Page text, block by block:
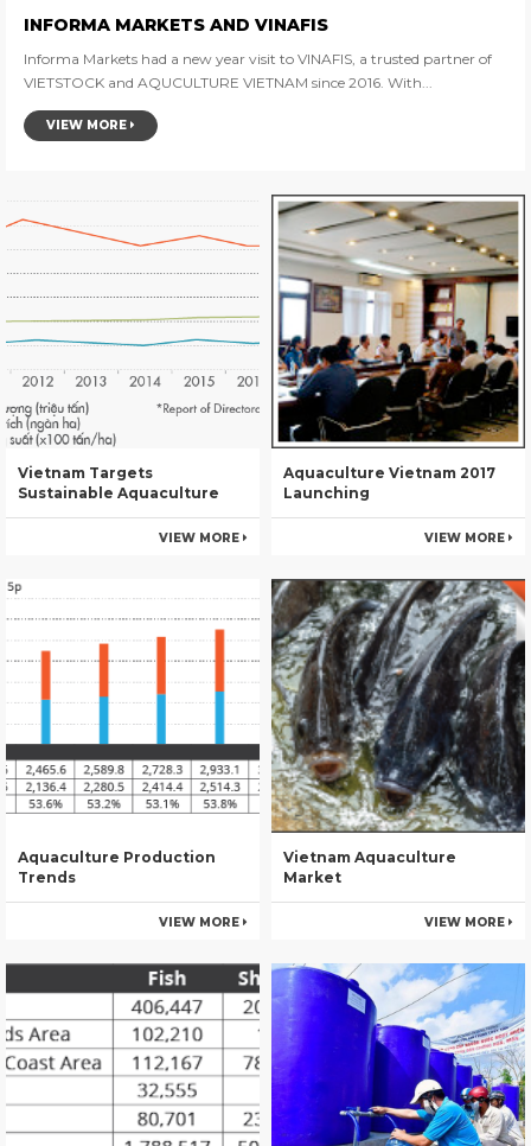
INFORMA MARKETS AND VINAFIS
Informa Markets had a new year visit to VINAFIS, a trusted partner of
VIETSTOCK and AQUCULTURE VIETNAM since 2016. With...
VIEW MORE
Vietnam Targets
Sustainable Aquaculture
VIEW MORE
Aquaculture Vietnam 2017
Launching
VIEW MORE
Aquaculture Production
Trends
VIEW MORE
Vietnam Aquaculture
Market
VIEW MORE